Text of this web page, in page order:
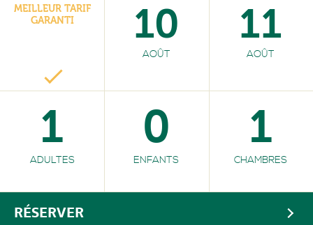
MEILLEUR TARIF
GARANTI
10
AOÛT
11
AOÛT
1
ADULTES
0
ENFANTS
1
CHAMBRES
RÉSERVER